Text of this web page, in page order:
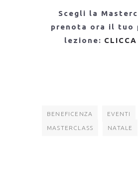
Scegli la
prenota ora il tuo
lezione:
BENEFICENZA EVENTI
MASTERCLASS NATALE